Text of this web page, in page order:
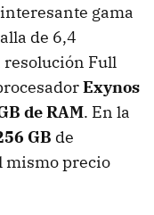
gama
de 6,4
resolución Full
Exynos
de RAM. En la
GB de
mismo precio